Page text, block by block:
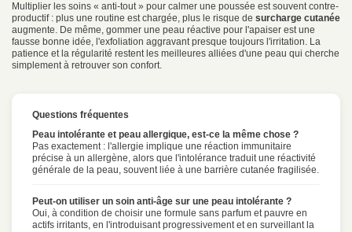
Multiplier les soins « anti-tout » pour calmer une poussée est souvent contre-
productif : plus une routine est chargée, plus le risque de surcharge cutanée
augmente. De même, gommer une peau réactive pour l'apaiser est une
fausse bonne idée, l'exfoliation aggravant presque toujours l'irritation. La
patience et la régularité restent les meilleures alliées d'une peau qui cherche
simplement à retrouver son confort.
Questions fréquentes
Peau intolérante et peau allergique, est-ce la même chose ?
Pas exactement : l'allergie implique une réaction immunitaire
précise à un allergène, alors que l'intolérance traduit une réactivité
générale de la peau, souvent liée à une barrière cutanée fragilisée.
Peut-on utiliser un soin anti-âge sur une peau intolérante ?
Oui, à condition de choisir une formule sans parfum et pauvre en
actifs irritants, en l'introduisant progressivement et en surveillant la